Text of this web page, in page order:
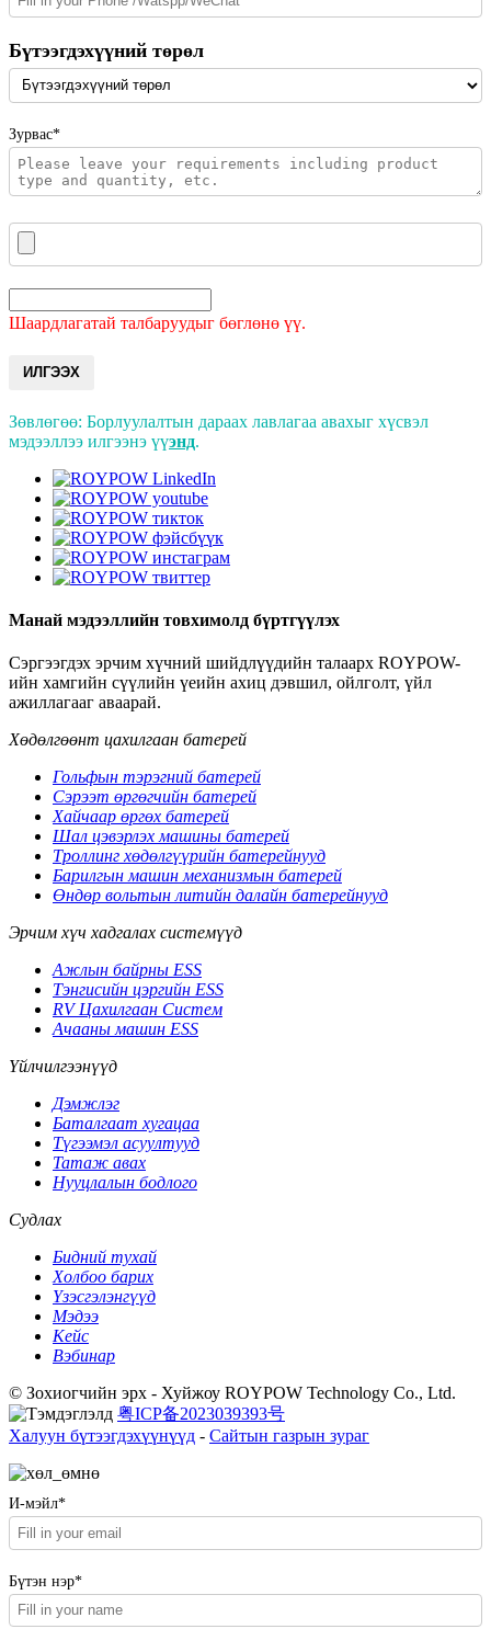
Бүтээгдэхүүний төрөл
Зурвас*
Шаардлагатай талбаруудыг бөглөнө үү.
ИЛГЭЭХ
Зөвлөгөө: Борлуулалтын дараах лавлагаа авахыг хүсвэл
мэдээллээ илгээнэ үүэнд.
Манай мэдээллийн товхимолд бүртгүүлэх
Сэргээгдэх эрчим хүчний шийдлүүдийн талаарх ROYPOW-
ийн хамгийн сүүлийн үеийн ахиц дэвшил, ойлголт, үйл
ажиллагааг аваарай.
Хөдөлгөөнт цахилгаан батерей
Гольфын тэрэгний батерей
Сэрээт өргөгчийн батерей
Хайчаар өргөх батерей
Шал цэвэрлэх машины батерей
Троллинг хөдөлгүүрийн батерейнууд
Барилгын машин механизмын батерей
Өндөр вольтын литийн далайн батерейнууд
Эрчим хүч хадгалах системүүд
Ажлын байрны ESS
Тэнгисийн цэргийн ESS
RV Цахилгаан Систем
Ачааны машин ESS
Үйлчилгээнүүд
Дэмжлэг
Баталгаат хугацаа
Түгээмэл асуултууд
Татаж авах
Нууцлалын бодлого
Судлах
Бидний тухай
Холбоо барих
Үзэсгэлэнгүүд
Мэдээ
Кейс
Вэбинар
© Зохиогчийн эрх - Хуйжоу ROYPOW Technology Co., Ltd.
粤ICP备2023039393号
Халуун бүтээгдэхүүнүүд - Сайтын газрын зураг
И-мэйл*
Бүтэн нэр*